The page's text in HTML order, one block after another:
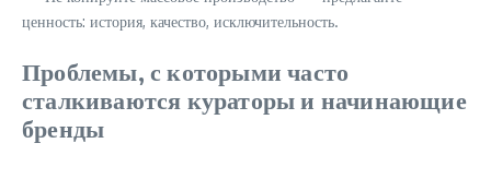
ценность: история, качество, исключительность.
Проблемы, с которыми часто
сталкиваются кураторы и начинающие
бренды